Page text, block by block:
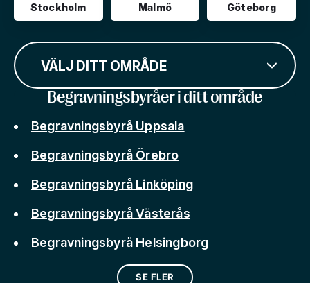
Stockholm Malmö Göteborg
VÄLJ DITT OMRÅDE
Begravningsbyråer i ditt område
Begravningsbyrå Uppsala
Begravningsbyrå Örebro
Begravningsbyrå Linköping
Begravningsbyrå Västerås
Begravningsbyrå Helsingborg
SE FLER